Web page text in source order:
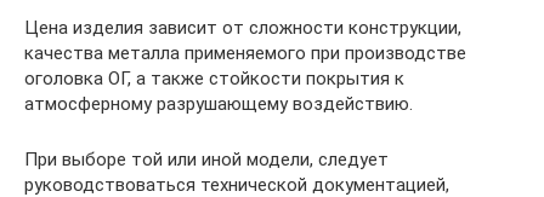
Цена изделия зависит от сложности конструкции,
качества металла применяемого при производстве
оголовка ОГ, а также стойкости покрытия к
атмосферному разрушающему воздействию.
При выборе той или иной модели, следует
руководствоваться технической документацией,